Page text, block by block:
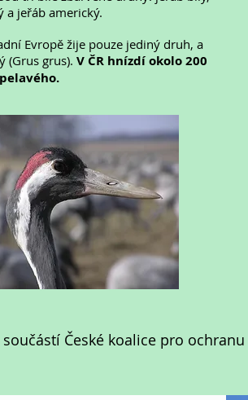
a jeřáb americký.
Evropě žije pouze jediný druh, a
(Grus grus). V ČR hnízdí okolo 200
součástí České koalice pro